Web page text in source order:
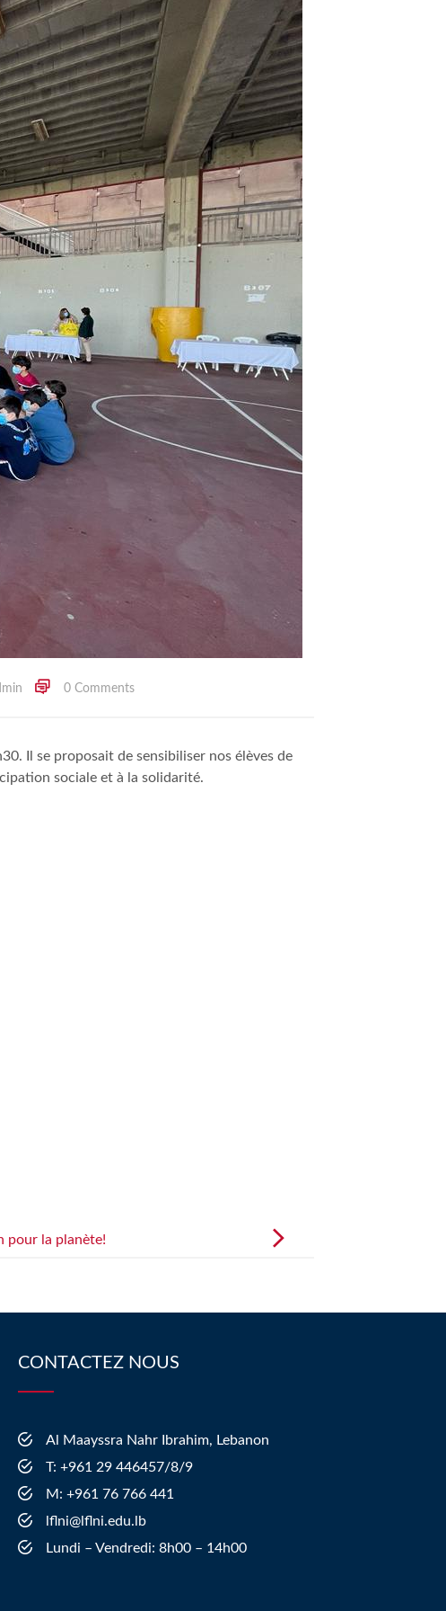
0 Comments
Il se proposait de sensibiliser nos élèves de
sociale et à la solidarité.
pour la planète!
CONTACTEZ NOUS
Al Maayssra Nahr Ibrahim, Lebanon
​T: +961 29 446457/8/9
​M: +961 76 766 441
lflni@lflni.edu.lb
Lundi – Vendredi: 8h00 – 14h00